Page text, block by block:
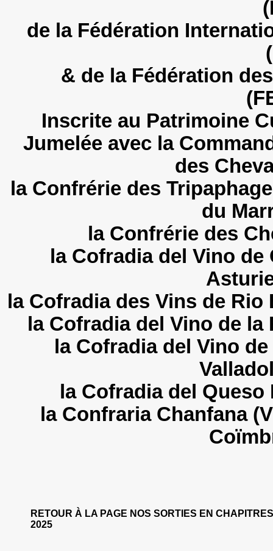
de la Fédération
& de la Fédération
Inscrite au Patrimoine
Jumelée avec la
des
la Confrérie des
du
la Confrérie des
la Cofradia del Vino
la Cofradia des Vins de
la Cofradia del Vino de
la Cofradia del Vino
la Cofradia del
la Confraria Chanfana
RETOUR À LA PAGE NOS SORTIES EN CHAPITRES
2025